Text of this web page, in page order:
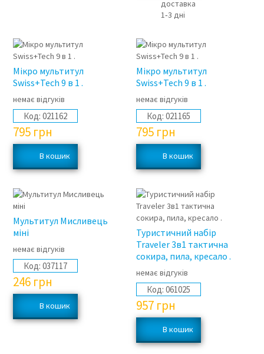
доставка
1‑3 дні
Мікро мультитул
Swiss+Tech 9 в 1 .
немає відгуків
Код: 021162
795 грн
Мікро мультитул
Swiss+Tech 9 в 1 .
немає відгуків
Код: 021165
795 грн
Мультитул Мисливець
міні
немає відгуків
Код: 037117
246 грн
Туристичний набір
Traveler 3в1 тактична
сокира, пила, кресало .
немає відгуків
Код: 061025
957 грн